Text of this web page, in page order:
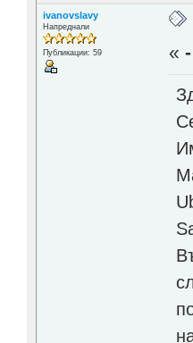
ivanovslavy
Напреднали
Публикации: 59 «